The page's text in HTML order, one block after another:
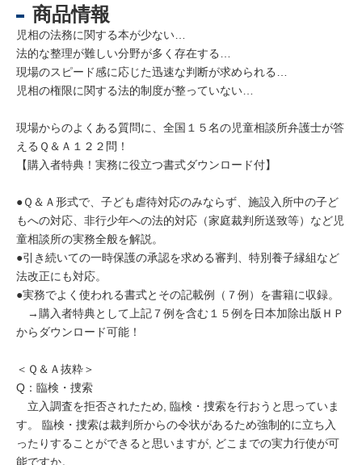
商品情報
児相の法務に関する本が少ない…
法的な整理が難しい分野が多く存在する…
現場のスピード感に応じた迅速な判断が求められる…
児相の権限に関する法的制度が整っていない…
現場からのよくある質問に、全国１５名の児童相談所弁護士が答
えるＱ＆Ａ１２２問！
【購入者特典！実務に役立つ書式ダウンロード付】
●Ｑ＆Ａ形式で、子ども虐待対応のみならず、施設入所中の子ど
もへの対応、非行少年への法的対応（家庭裁判所送致等）など児
童相談所の実務全般を解説。
●引き続いての一時保護の承認を求める審判、特別養子縁組など
法改正にも対応。
●実務でよく使われる書式とその記載例（７例）を書籍に収録。
→購入者特典として上記７例を含む１５例を日本加除出版ＨＰ
からダウンロード可能！
＜Ｑ＆Ａ抜粋＞
Q：臨検・捜索
立入調査を拒否されたため, 臨検・捜索を行おうと思っていま
す。 臨検・捜索は裁判所からの令状があるため強制的に立ち入
ったりすることができると思いますが, どこまでの実力行使が可
能ですか。